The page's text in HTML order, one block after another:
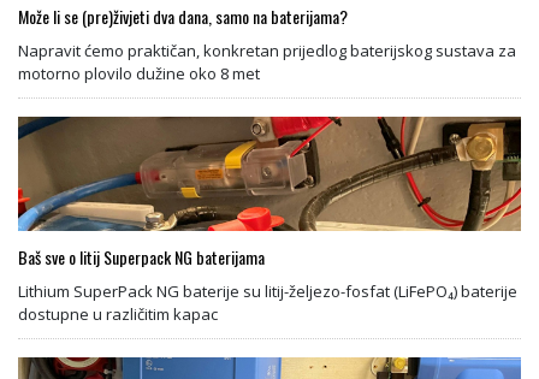
Može li se (pre)živjeti dva dana, samo na baterijama?
Napravit ćemo praktičan, konkretan prijedlog baterijskog sustava za
motorno plovilo dužine oko 8 met
Baš sve o litij Superpack NG baterijama
Lithium SuperPack NG baterije su litij-željezo-fosfat (LiFePO₄) baterije
dostupne u različitim kapac